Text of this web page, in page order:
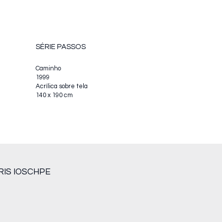
SÉRIE PASSOS
Caminho
1999
Acrílica sobre tela
140 x 190 cm
IOSCHPE